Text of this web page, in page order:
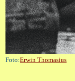
Foto:Erwin Thomasius